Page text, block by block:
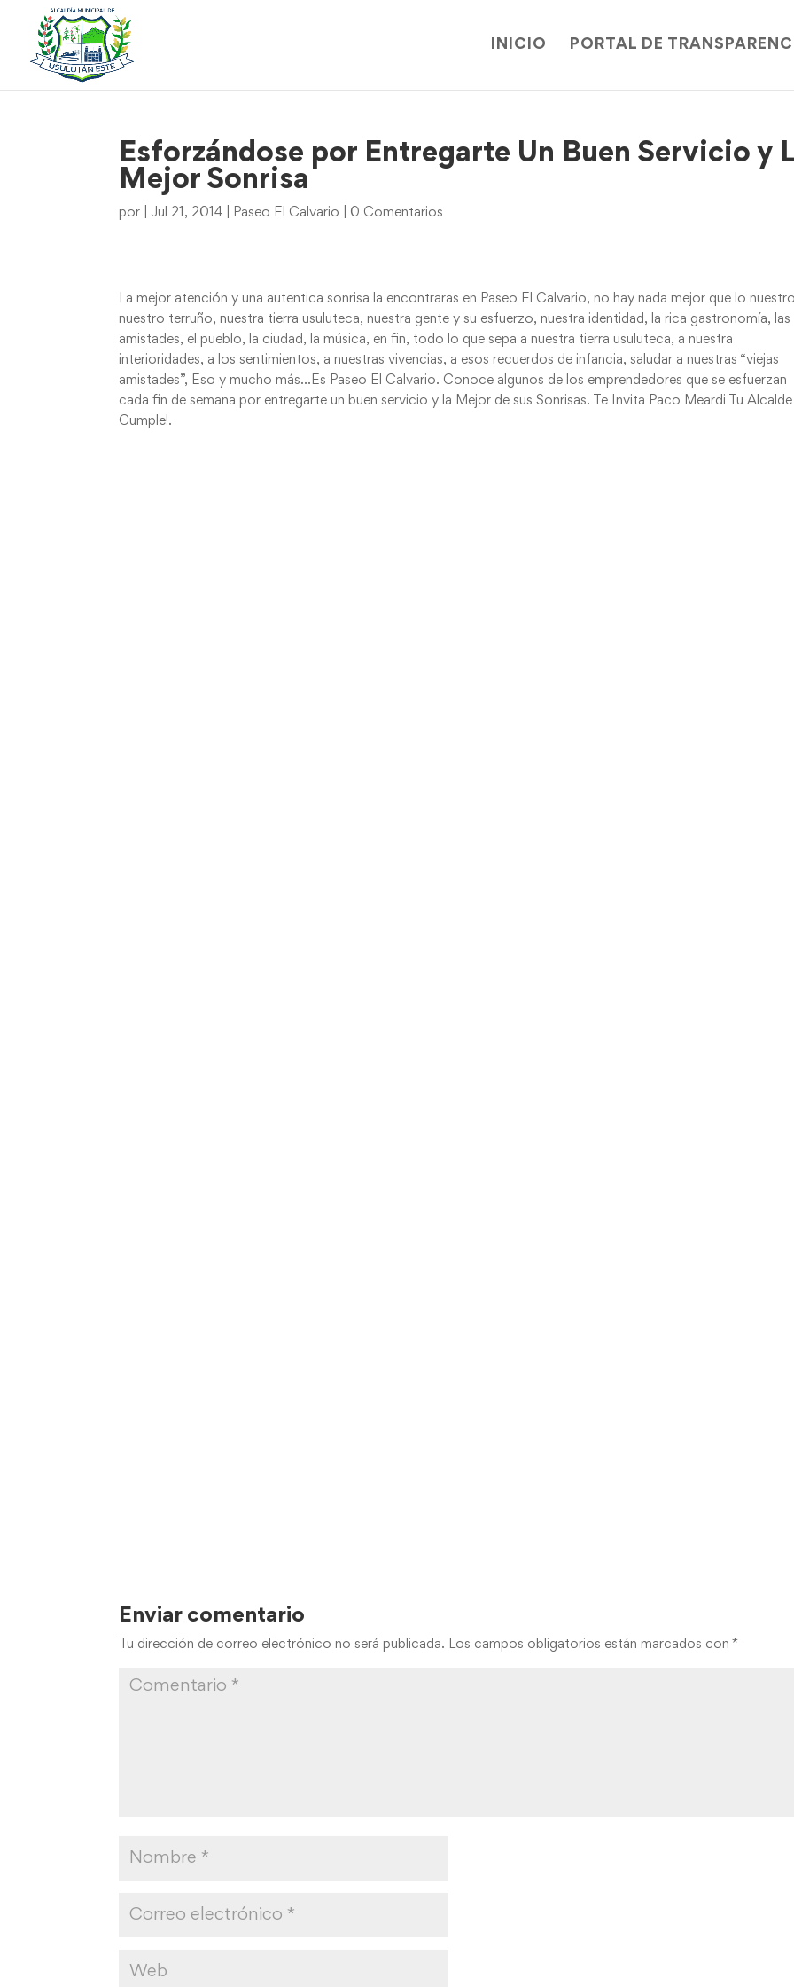
INICIO PORTAL DE
Esforzándose por Entregarte Un Buen Servicio y
Mejor Sonrisa
por Jul 21, 2014 Paseo El Calvario 0 Comentarios
La mejor atención y una autentica sonrisa la encontraras en Paseo El Calvario, no hay nada mejor que lo
nuestro terruño, nuestra tierra usuluteca, nuestra gente y su esfuerzo, nuestra identidad, la rica gastronomía, las
amistades, el pueblo, la ciudad, la música, en fin, todo lo que sepa a nuestra tierra usuluteca, a nuestra
interioridades, a los sentimientos, a nuestras vivencias, a esos recuerdos de infancia, saludar a nuestras “viejas
amistades”, Eso y mucho más…Es Paseo El Calvario. Conoce algunos de los emprendedores que se esfuerzan
cada fin de semana por entregarte un buen servicio y la Mejor de sus Sonrisas. Te Invita Paco Meardi Tu Alcalde
Cumple!.
Enviar comentario
Tu dirección de correo electrónico no será publicada. Los campos obligatorios están marcados con*